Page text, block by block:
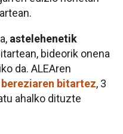
astelehenetik
bideorik onena
da. ALEAren
bitartez, 3
ahalko dituzte